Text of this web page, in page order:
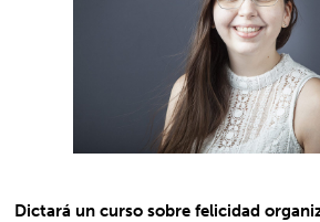
Dictará un curso sobre felicidad